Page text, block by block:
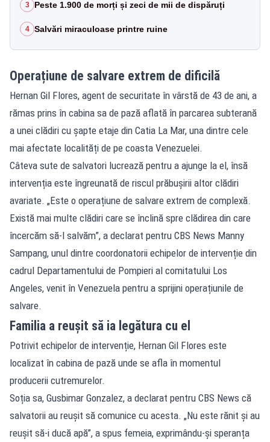
3 Peste 1.900 de morți și zeci de mii de dispăruți
4 Salvări miraculoase printre ruine
Operațiune de salvare extrem de dificilă
Hernan Gil Flores, agent de securitate în vârstă de 43 de ani, a
rămas prins în cabina sa de pază aflată în parcarea subterană
a unei clădiri cu șapte etaje din Catia La Mar, una dintre cele
mai afectate localități de pe coasta Venezuelei.
Câteva sute de salvatori lucrează pentru a ajunge la el, însă
intervenția este îngreunată de riscul prăbușirii altor clădiri
avariate. „Este o operațiune de salvare extrem de complexă.
Există mai multe clădiri care se înclină spre clădirea din care
încercăm să-l salvăm”, a declarat pentru CBS News Manny
Sampang, unul dintre coordonatorii echipelor de intervenție din
cadrul Departamentului de Pompieri al comitatului Los
Angeles, venit în Venezuela pentru a sprijini operațiunile de
salvare.
Familia a reușit să ia legătura cu el
Potrivit echipelor de intervenție, Hernan Gil Flores este
localizat în cabina de pază unde se afla în momentul
producerii cutremurelor.
Soția sa, Gusbimar Gonzalez, a declarat pentru CBS News că
salvatorii au reușit să comunice cu acesta. „Nu este rănit și au
reușit să-i ducă apă”, a spus femeia, exprimându-și speranța